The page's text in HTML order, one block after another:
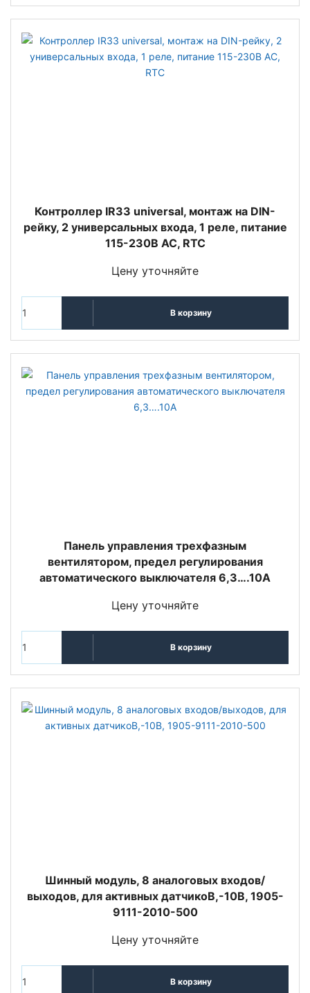
Контроллер IR33 universal, монтаж на DIN-
рейку, 2 универсальных входа, 1 реле, питание
115-230В AC, RTC
Цену уточняйте
В корзину
Панель управления трехфазным
вентилятором, предел регулирования
автоматического выключателя 6,3….10A
Цену уточняйте
В корзину
Шинный модуль, 8 аналоговых входов/
выходов, для активных датчикоВ,-10В, 1905-
9111-2010-500
Цену уточняйте
В корзину